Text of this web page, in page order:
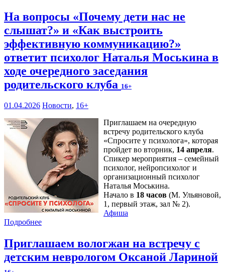
На вопросы «Почему дети нас не
слышат?» и «Как выстроить
эффективную коммуникацию?»
ответит психолог Наталья Моськина в
ходе очередного заседания
родительского клуба 16+
01.04.2026 Новости, 16+
Приглашаем на очередную
встречу родительского клуба
«Спросите у психолога», которая
пройдет во вторник, 14 апреля.
Спикер мероприятия – семейный
психолог, нейропсихолог и
организационный психолог
Наталья Моськина.
Начало в 18 часов (М. Ульяновой,
1, первый этаж, зал № 2).
Афиша
Подробнее
Приглашаем вологжан на встречу с
детским неврологом Оксаной Лариной